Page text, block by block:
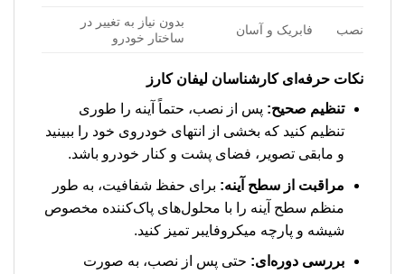
نصب فابریک و آسان
بدون نیاز به تغییر در
ساختار خودرو
نکات حرفه‌ای کارشناسان لیفان کارز
تنظیم صحیح: پس از نصب، حتماً آینه را طوری
تنظیم کنید که بخشی از انتهای خودروی خود را ببینید
و مابقی تصویر، فضای پشت و کنار خودرو باشد.
مراقبت از سطح آینه: برای حفظ شفافیت، به طور
منظم سطح آینه را با محلول‌های پاک‌کننده مخصوص
شیشه و پارچه میکروفایبر تمیز کنید.
بررسی دوره‌ای: حتی پس از نصب، به صورت